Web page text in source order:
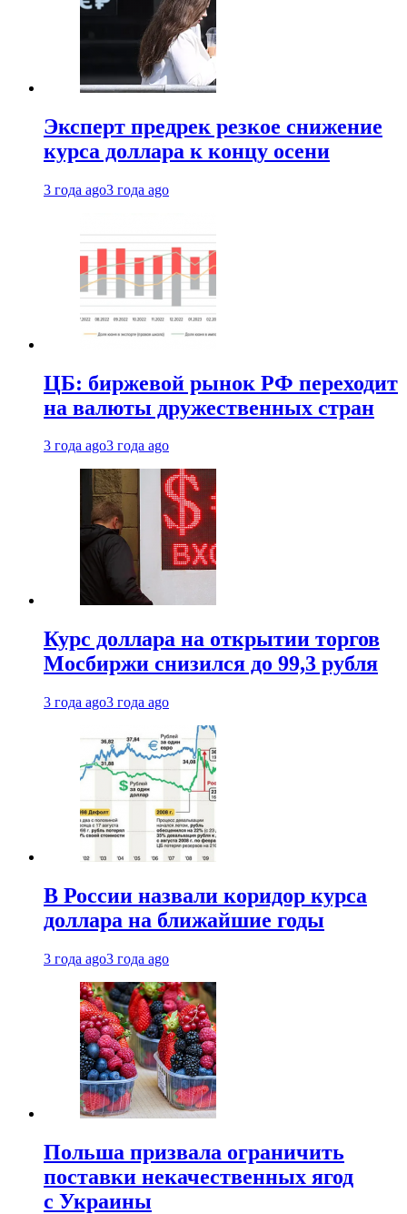
Эксперт предрек резкое снижение
курса доллара к концу осени
3 года ago3 года ago
ЦБ: биржевой рынок РФ переходит
на валюты дружественных стран
3 года ago3 года ago
Курс доллара на открытии торгов
Мосбиржи снизился до 99,3 рубля
3 года ago3 года ago
В России назвали коридор курса
доллара на ближайшие годы
3 года ago3 года ago
Польша призвала ограничить
поставки некачественных ягод
с Украины